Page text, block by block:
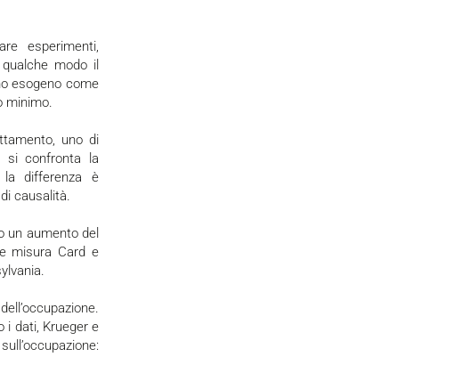
modo il
esogeno come
minimo.
uno di
si confronta la
differenza è
causalità.
misura Card e
i dati, Krueger e